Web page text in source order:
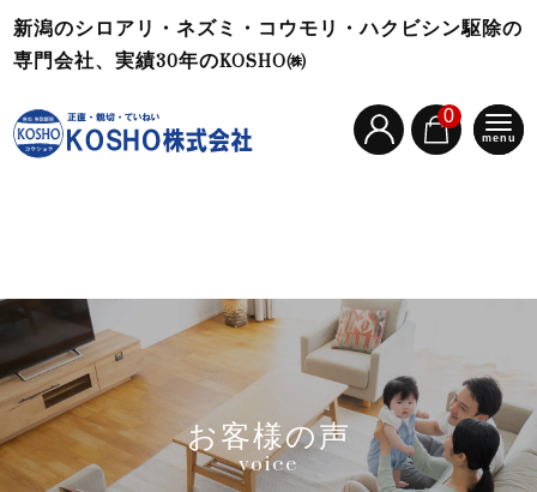
新潟のシロアリ・ネズミ・コウモリ・ハクビシン駆除の
専門会社、実績30年のKOSHO㈱
0
menu
お客様の声
voice